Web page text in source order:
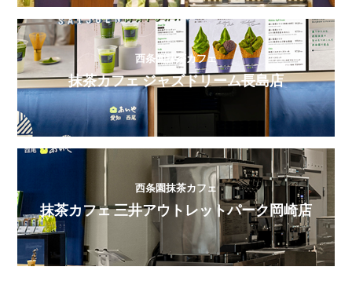
西条園抹茶カフェ
抹茶カフェ ジャズドリーム長島店
西条園抹茶カフェ
抹茶カフェ 三井アウトレットパーク岡崎店